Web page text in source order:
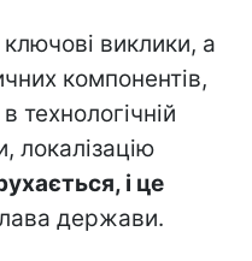
виклики, а
компонентів,
технологічній
локалізацію
і це
держави.